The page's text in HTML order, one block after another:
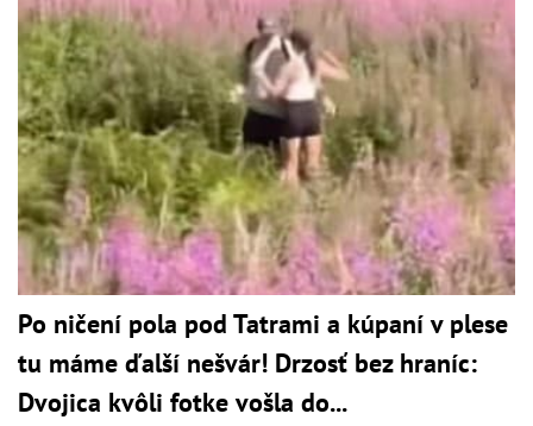
Po ničení pola pod Tatrami a kúpaní v plese
tu máme ďalší nešvár! Drzosť bez hraníc:
Dvojica kvôli fotke vošla do...